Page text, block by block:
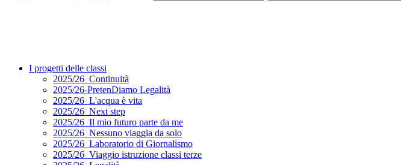
I progetti delle classi
2025/26_Continuità
2025/26-PretenDiamo Legalità
2025/26_L'acqua è vita
2025/26_Next step
2025/26_Il mio futuro parte da me
2025/26_Nessuno viaggia da solo
2025/26_Laboratorio di Giornalismo
2025/26_Viaggio istruzione classi terze